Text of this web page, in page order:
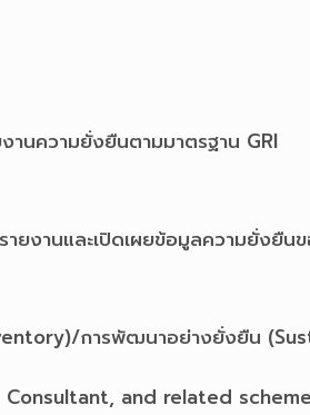
านความยั่งยืนตามมาตรฐาน GRI
ยงานและเปิดเผยข้อมูลความยั่งยืน
การพัฒนาอย่างยั่งยืน
Consultant, and related scheme